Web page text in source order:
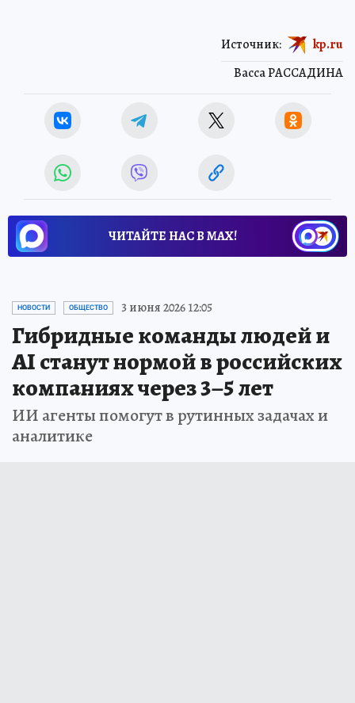
Васса РАССАДИНА
Источник: kp.ru
ЧИТАЙТЕ НАС В МАХ!
НОВОСТИ ОБЩЕСТВО 3 июня 2026 12:05
Гибридные команды людей и
AI станут нормой в российских
компаниях через 3–5 лет
ИИ агенты помогут в рутинных задачах и
аналитике